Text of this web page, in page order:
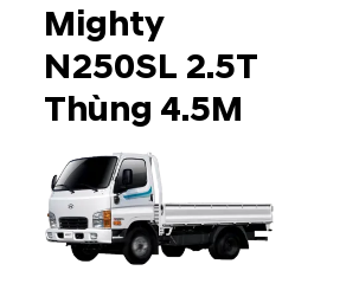
Mighty
N250SL 2.5T
Thùng 4.5M